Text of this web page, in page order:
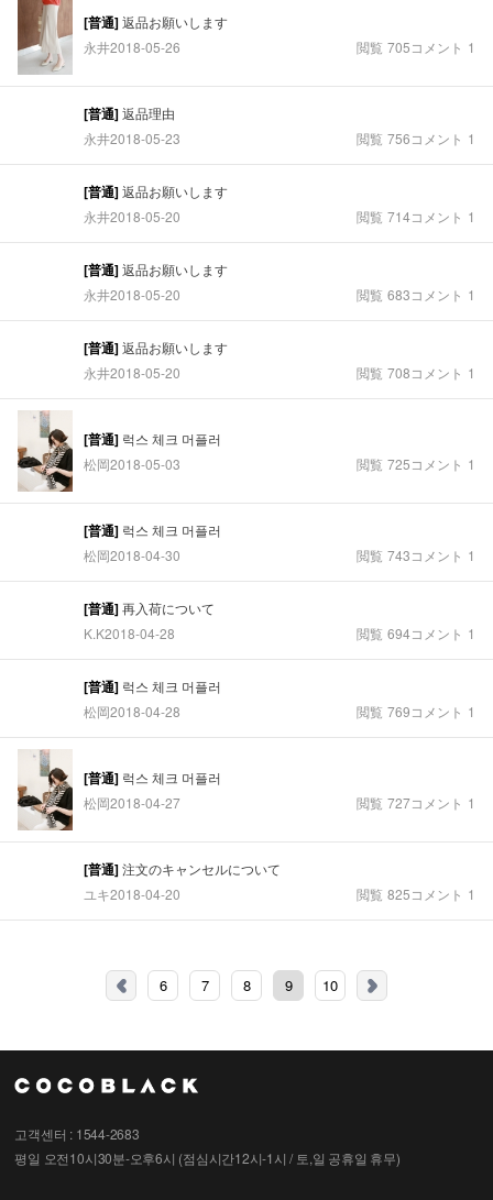
[普通]返品お願いします
永井2018-05-26 閲覧 705コメント 1
[普通]返品理由
永井2018-05-23 閲覧 756コメント 1
[普通]返品お願いします
永井2018-05-20 閲覧 714コメント 1
[普通]返品お願いします
永井2018-05-20 閲覧 683コメント 1
[普通]返品お願いします
永井2018-05-20 閲覧 708コメント 1
[普通] 럭스 체크 머플러
松岡2018-05-03 閲覧 725コメント 1
[普通] 럭스 체크 머플러
松岡2018-04-30 閲覧 743コメント 1
[普通]再入荷について
K.K2018-04-28 閲覧 694コメント 1
[普通] 럭스 체크 머플러
松岡2018-04-28 閲覧 769コメント 1
[普通] 럭스 체크 머플러
松岡2018-04-27 閲覧 727コメント 1
[普通]注文のキャンセルについて
ユキ2018-04-20 閲覧 825コメント 1
6 7 8 9 10
고객센터 : 1544-2683
평일 오전10시30분-오후6시 (점심시간12시-1시 / 토,일 공휴일 휴무)